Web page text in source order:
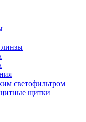
линзы
светофильтром
щитки